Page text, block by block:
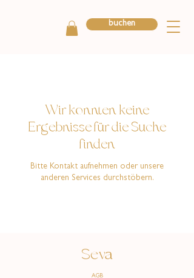
buchen
Wir konnten keine
Ergebnisse für die Suche
finden
Bitte Kontakt aufnehmen oder unsere
anderen Services durchstöbern.
Seva
AGB